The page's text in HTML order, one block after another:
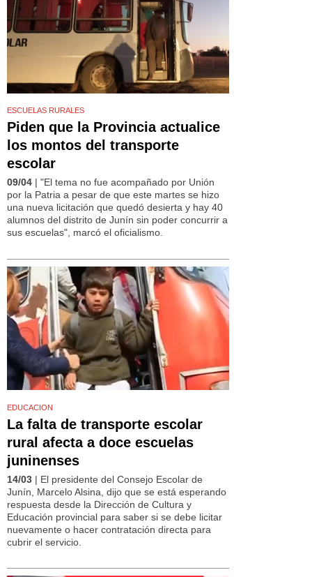
ESCUELAS RURALES
Piden que la Provincia actualice
los montos del transporte
escolar
09/04 | "El tema no fue acompañado por Unión
por la Patria a pesar de que este martes se hizo
una nueva licitación que quedó desierta y hay 40
alumnos del distrito de Junín sin poder concurrir a
sus escuelas", marcó el oficialismo.
EDUCACION
La falta de transporte escolar
rural afecta a doce escuelas
juninenses
14/03 | El presidente del Consejo Escolar de
Junín, Marcelo Alsina, dijo que se está esperando
respuesta desde la Dirección de Cultura y
Educación provincial para saber si se debe licitar
nuevamente o hacer contratación directa para
cubrir el servicio.